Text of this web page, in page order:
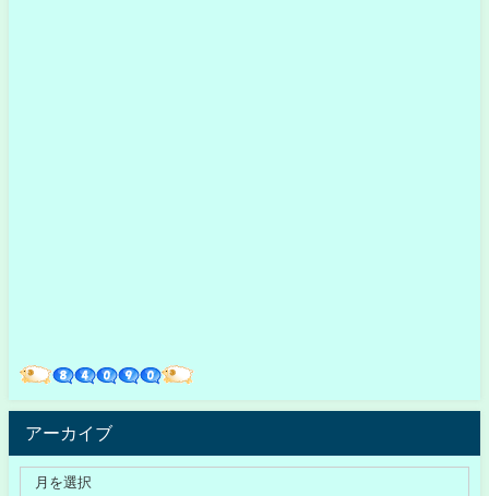
アーカイブ